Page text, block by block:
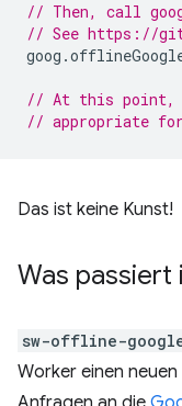
// Then, call
// See https://
goog .
// At this point,
// appropriate for
Das ist keine Kunst!
Was passiert
sw-offline-
Worker einen neuen